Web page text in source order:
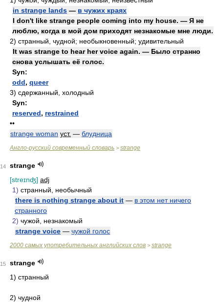
in strange lands — в чужих краях
I don't like strange people coming into my house. — Я не
люблю, когда в мой дом приходят незнакомые мне люди.
2) странный, чудной; необыкновенный; удивительный
It was strange to hear her voice again. — Было странно
снова услышать её голос.
Syn:
odd, queer
3) сдержанный, холодный
Syn:
reserved, restrained
••
strange woman уст. — блудница
Англо-русский современный словарь > strange
14
strange
[streɪnʤ] adj
1) странный, необычный
there is nothing strange about it — в этом нет ничего
странного
2) чужой, незнакомый
strange voice — чужой голос
2000 самых употребительных английских слов > strange
15
strange
1) странный
2) чудной